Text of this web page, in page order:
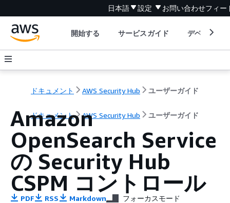
日本語 設定 お問い合わせフィー
開始する サービスガイド デベロッパ
ドキュメント AWS Security Hub ユーザーガイド
ドキュメント AWS Security Hub ユーザーガイド
Amazon
OpenSearch Service
の Security Hub
CSPM コントロール
PDF RSS Markdown フォーカスモード